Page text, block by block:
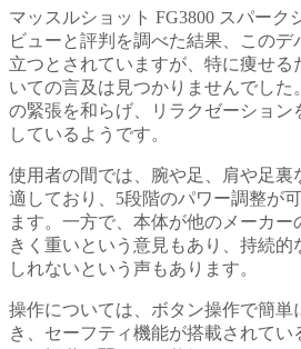
マッスルショット FG3800 スパーク
ビューと評判を調べた結果、この
立つとされていますが、特に痩せる
いての言及は見つかりませんでした
の緊張を和らげ、リラクゼーション
しているようです。
使用者の間では、腕や足、肩や足裏
適しており、5段階のパワー調整が
ます。一方で、本体が他のメーカ
きく重いという意見もあり、持続的
しれないという声もあります。
操作については、ボタン操作で簡単
き、セーフティ機能が搭載されてい